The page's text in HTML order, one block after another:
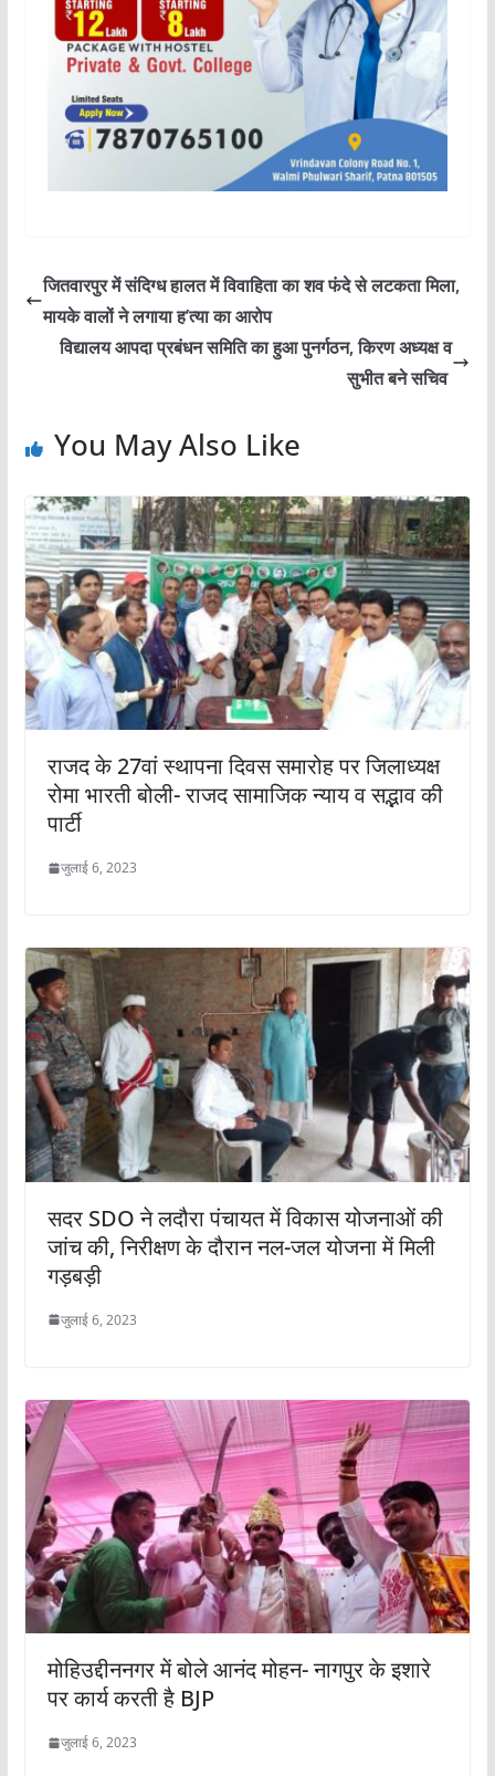
जितवारपुर में संदिग्ध हालत में विवाहिता का शव फंदे से लटकता मिला,
मायके वालों ने लगाया ह’त्या का आरोप
विद्यालय आपदा प्रबंधन समिति का हुआ पुनर्गठन, किरण अध्यक्ष व
सुभीत बने सचिव
You May Also Like
राजद के 27वां स्थापना दिवस समारोह पर जिलाध्यक्ष
रोमा भारती बोली- राजद सामाजिक न्याय व सद्भाव की
पार्टी
जुलाई 6, 2023
सदर SDO ने लदौरा पंचायत में विकास योजनाओं की
जांच की, निरीक्षण के दौरान नल-जल योजना में मिली
गड़बड़ी
जुलाई 6, 2023
मोहिउद्दीननगर में बोले आनंद मोहन- नागपुर के इशारे
पर कार्य करती है BJP
जुलाई 6, 2023